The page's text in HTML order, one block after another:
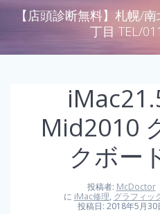
【店頭診断無料】札幌/
丁目 TEL/
Mid2010
クボー
投稿者: McDoctor
に iMac修理, グラフィッ
投稿日: 2018年5月30